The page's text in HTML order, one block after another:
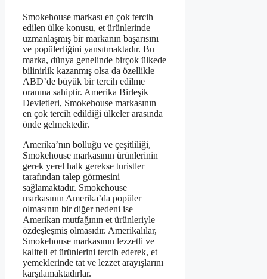
Smokehouse markası en çok tercih
edilen ülke konusu, et ürünlerinde
uzmanlaşmış bir markanın başarısını
ve popülerliğini yansıtmaktadır. Bu
marka, dünya genelinde birçok ülkede
bilinirlik kazanmış olsa da özellikle
ABD’de büyük bir tercih edilme
oranına sahiptir. Amerika Birleşik
Devletleri, Smokehouse markasının
en çok tercih edildiği ülkeler arasında
önde gelmektedir.
Amerika’nın bolluğu ve çeşitliliği,
Smokehouse markasının ürünlerinin
gerek yerel halk gerekse turistler
tarafından talep görmesini
sağlamaktadır. Smokehouse
markasının Amerika’da popüler
olmasının bir diğer nedeni ise
Amerikan mutfağının et ürünleriyle
özdeşleşmiş olmasıdır. Amerikalılar,
Smokehouse markasının lezzetli ve
kaliteli et ürünlerini tercih ederek, et
yemeklerinde tat ve lezzet arayışlarını
karşılamaktadırlar.